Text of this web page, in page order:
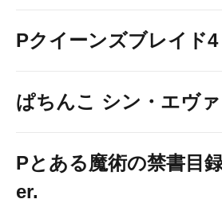
Pクイーンズブレイド
ぱちんこ シン・エヴ
Pとある魔術の禁書目
er.